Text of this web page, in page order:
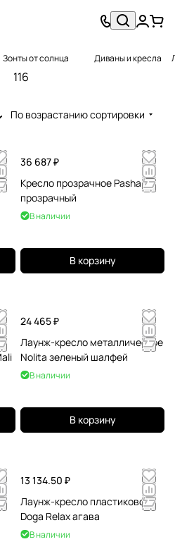
Зонты от солнца Диваны и кресла
116
По возрастанию сортировки
36 687 ₽
Кресло прозрачное Pasha
прозрачный
В наличии
В корзину
24 465 ₽
Лаунж-кресло металлическое
Nolita зеленый шалфей
В наличии
В корзину
13 134.50 ₽
Лаунж-кресло пластиковое
Doga Relax агава
В наличии